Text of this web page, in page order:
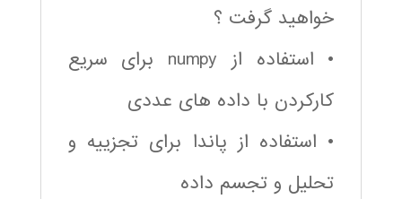
خواهید گرفت ؟
• استفاده از numpy برای سریع
کارکردن با داده های عددی
• استفاده از پاندا برای تجزییه و
تحلیل و تجسم داده